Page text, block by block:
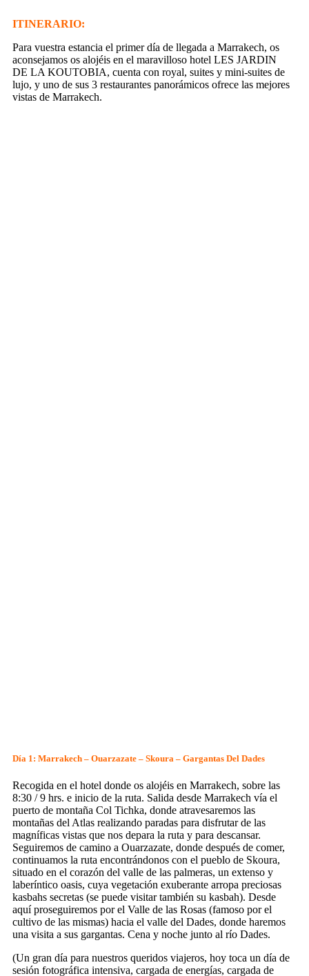
ITINERARIO:
Para vuestra estancia el primer día de llegada a Marrakech, os
aconsejamos os alojéis en el maravilloso hotel LES JARDIN
DE LA KOUTOBIA, cuenta con royal, suites y mini-suites de
lujo, y uno de sus 3 restaurantes panorámicos ofrece las mejores
vistas de Marrakech.
Día 1: Marrakech – Ouarzazate – Skoura – Gargantas Del Dades
Recogida en el hotel donde os alojéis en Marrakech, sobre las
8:30 / 9 hrs. e inicio de la ruta. Salida desde Marrakech vía el
puerto de montaña Col Tichka, donde atravesaremos las
montañas del Atlas realizando paradas para disfrutar de las
magníficas vistas que nos depara la ruta y para descansar.
Seguiremos de camino a Ouarzazate, donde después de comer,
continuamos la ruta encontrándonos con el pueblo de Skoura,
situado en el corazón del valle de las palmeras, un extenso y
laberíntico oasis, cuya vegetación exuberante arropa preciosas
kasbahs secretas (se puede visitar también su kasbah). Desde
aquí proseguiremos por el Valle de las Rosas (famoso por el
cultivo de las mismas) hacia el valle del Dades, donde haremos
una visita a sus gargantas. Cena y noche junto al río Dades.
(Un gran día para nuestros queridos viajeros, hoy toca un día de
sesión fotográfica intensiva, cargada de energías, cargada de